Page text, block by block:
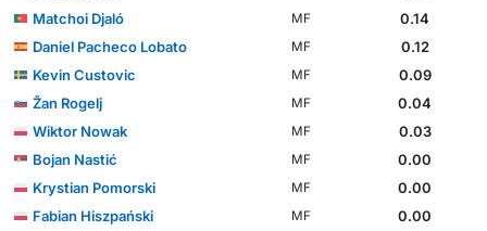
Matchoi Djaló
MF
0.14
Daniel Pacheco Lobato
MF
0.12
Kevin Custovic
MF
0.09
Žan Rogelj
MF
0.04
Wiktor Nowak
MF
0.03
Bojan Nastić
MF
0.00
Krystian Pomorski
MF
0.00
Fabian Hiszpański
MF
0.00